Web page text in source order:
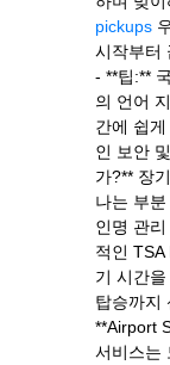
pickups
시작부터
- **팁:**
의 언어
간에 쉽
인 보안
가?** 장
나는 부
인명 관
적인
기 시간
탑승까지
**Airport
서비스는